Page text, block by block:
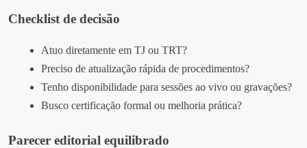
Checklist de decisão
Atuo diretamente em TJ ou TRT?
Preciso de atualização rápida de procedimentos?
Tenho disponibilidade para sessões ao vivo ou gravações?
Busco certificação formal ou melhoria prática?
Parecer editorial equilibrado